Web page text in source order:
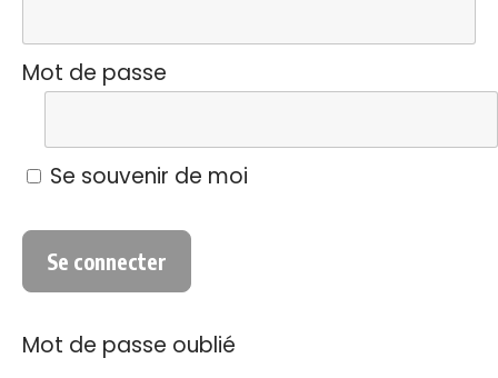
Mot de passe
Se souvenir de moi
Mot de passe oublié